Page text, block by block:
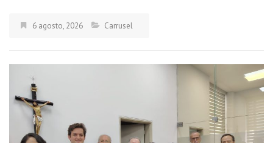
6 agosto, 2026 Carrusel